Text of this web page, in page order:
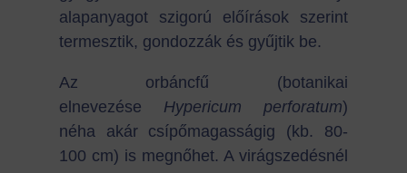
alapanyagot szigorú előírások szerint
termesztik, gondozzák és gyűjtik be.
Az orbáncfű (botanikai
elnevezése
Hypericum perforatum)
néha akár csípőmagasságig (kb. 80-
100 cm) is megnőhet. A virágszedésnél